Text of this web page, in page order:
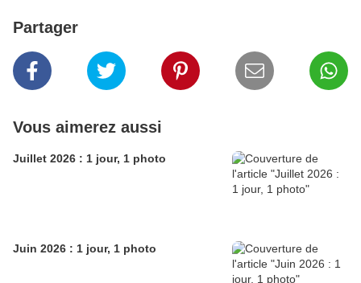
Partager
Vous aimerez aussi
Juillet 2026 : 1 jour, 1 photo
Juin 2026 : 1 jour, 1 photo